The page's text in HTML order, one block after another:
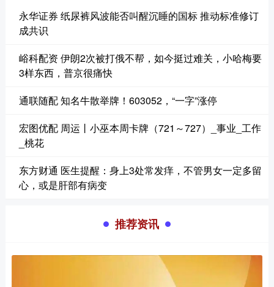
永华证券 纸尿裤风波能否叫醒沉睡的国标 推动标准修订
成共识
峪科配资 伊朗2次被打俄不帮，如今挺过难关，小哈梅要
3样东西，普京很痛快
通联随配 知名牛散举牌！603052，“一字”涨停
宏图优配 周运丨小巫本周卡牌（721～727）_事业_工作
_桃花
东方财通 医生提醒：身上3处常发痒，不管男女一定多留
心，或是肝部有病变
推荐资讯